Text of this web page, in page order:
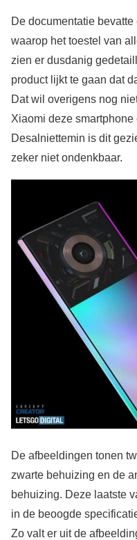
De documentatie
waarop het toestel van
zien er dusdanig
product lijkt te gaan dat
Dat wil overigens nog
Xiaomi deze
Desalniettemin is dit
zeker niet ondenkbaar.
De afbeeldingen tonen
zwarte behuizing en de
behuizing. Deze laatste
in de beoogde
Zo valt er uit de